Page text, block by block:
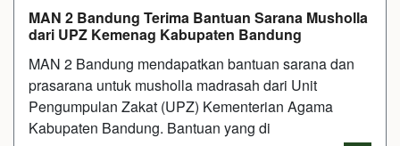
MAN 2 Bandung Terima Bantuan Sarana Musholla
dari UPZ Kemenag Kabupaten Bandung
MAN 2 Bandung mendapatkan bantuan sarana dan
prasarana untuk musholla madrasah dari Unit
Pengumpulan Zakat (UPZ) Kementerian Agama
Kabupaten Bandung. Bantuan yang di